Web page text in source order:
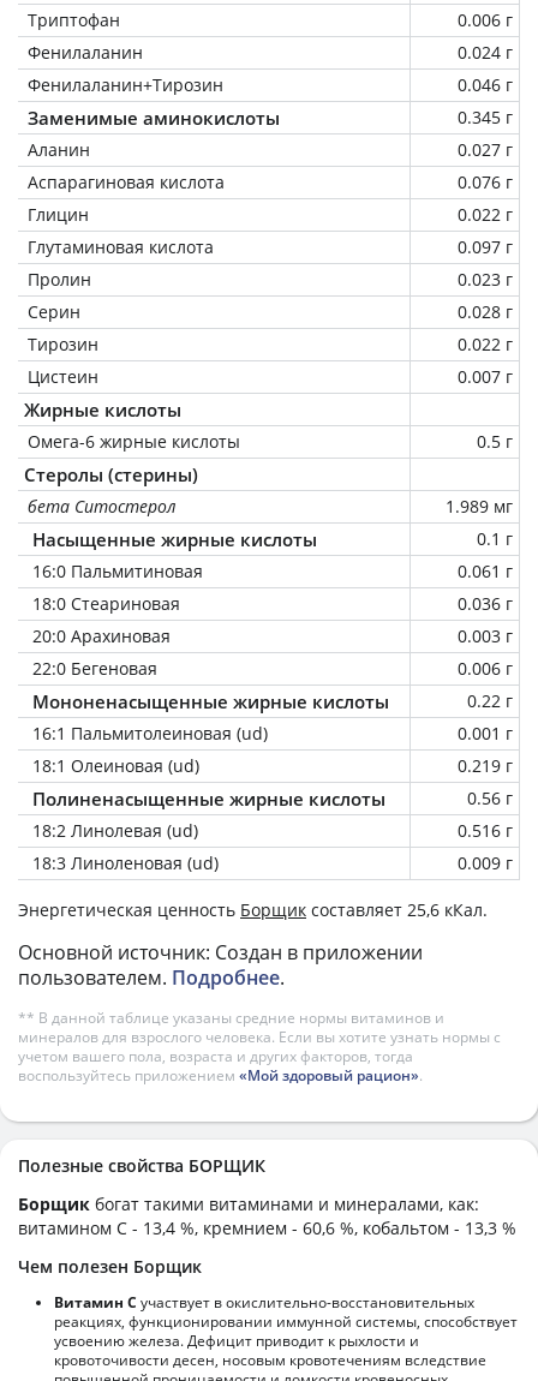
Триптофан
0.006 г
Фенилаланин
0.024 г
Фенилаланин+Тирозин
0.046 г
Заменимые аминокислоты
0.345 г
Аланин
0.027 г
Аспарагиновая кислота
0.076 г
Глицин
0.022 г
Глутаминовая кислота
0.097 г
Пролин
0.023 г
Серин
0.028 г
Тирозин
0.022 г
Цистеин
0.007 г
Жирные кислоты
Омега-6 жирные кислоты 0.5 г
Стеролы (стерины)
бета Ситостерол 1.989 мг
Насыщенные жирные кислоты
0.1 г
16:0 Пальмитиновая
0.061 г
18:0 Стеариновая
0.036 г
20:0 Арахиновая
0.003 г
22:0 Бегеновая
0.006 г
Мононенасыщенные жирные кислоты
0.22 г
16:1 Пальмитолеиновая (ud)
0.001 г
18:1 Олеиновая (ud)
0.219 г
Полиненасыщенные жирные кислоты
0.56 г
18:2 Линолевая (ud)
0.516 г
18:3 Линоленовая (ud)
0.009 г
Энергетическая ценность Борщик составляет 25,6 кКал.
Основной источник: Создан в приложении
пользователем. Подробнее.
** В данной таблице указаны средние нормы витаминов и
минералов для взрослого человека. Если вы хотите узнать нормы с
учетом вашего пола, возраста и других факторов, тогда
воспользуйтесь приложением «Мой здоровый рацион».
Полезные свойства БОРЩИК
Борщик богат такими витаминами и минералами, как:
витамином C - 13,4 %, кремнием - 60,6 %, кобальтом - 13,3 %
Чем полезен Борщик
Витамин С участвует в окислительно-восстановительных
реакциях, функционировании иммунной системы, способствует
усвоению железа. Дефицит приводит к рыхлости и
кровоточивости десен, носовым кровотечениям вследствие